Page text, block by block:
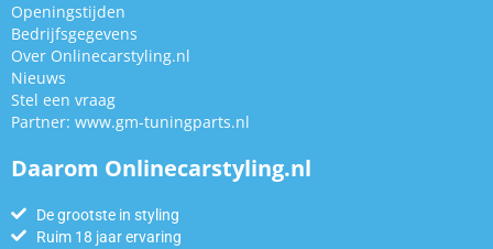
Openingstijden
Bedrijfsgegevens
Over Onlinecarstyling.nl
Nieuws
Stel een vraag
Partner: www.gm-tuningparts.nl
Daarom Onlinecarstyling.nl
De grootste in styling
Ruim 18 jaar ervaring